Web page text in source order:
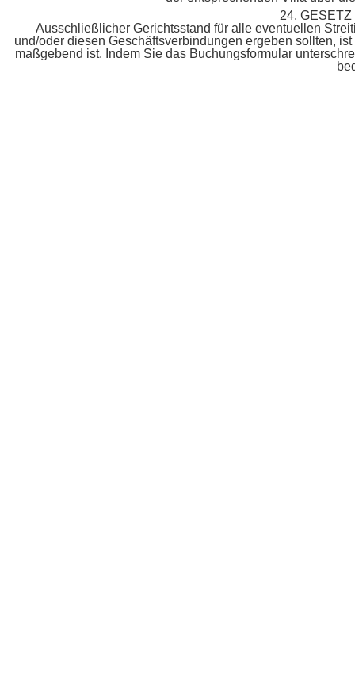
24.
Ausschließlicher Gerichtsstand für alle eventuellen
und/oder diesen Geschäftsverbindungen ergeben sollten,
maßgebend ist. Indem Sie das Buchungsformular